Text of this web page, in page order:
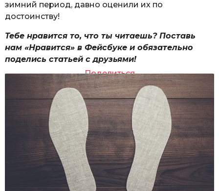
зимний период, давно оценили их по
достоинству!
Тебе нравится то, что ты читаешь? Поставь
нам «Нравится» в Фейсбуке и обязательно
поделись статьей с друзьями!
Поделиться